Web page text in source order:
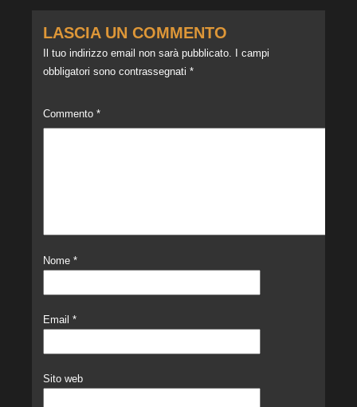
LASCIA UN COMMENTO
Il tuo indirizzo email non sarà pubblicato.
I campi
obbligatori sono contrassegnati*
Commento*
Nome*
Email*
Sito web